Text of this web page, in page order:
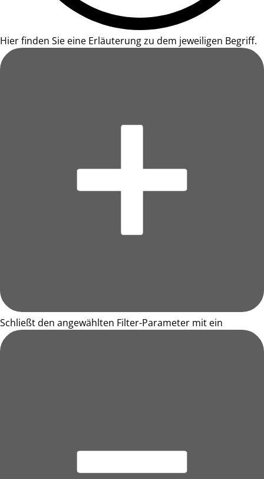
Hier finden Sie eine Erläuterung zu dem jeweiligen Begriff.
Schließt den angewählten Filter-Parameter mit ein